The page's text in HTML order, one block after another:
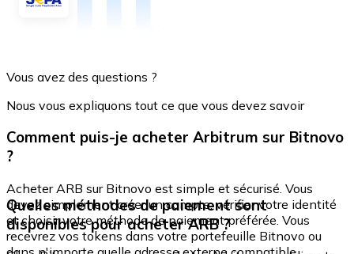
Vous avez des questions ?
Nous vous expliquons tout ce que vous devez savoir
Comment puis-je acheter Arbitrum sur Bitnovo
?
Acheter ARB sur Bitnovo est simple et sécurisé. Vous
devez simplement créer un compte, vérifier votre identité
et choisir votre méthode de paiement préférée. Vous
recevrez vos tokens dans votre portefeuille Bitnovo ou
Quelles méthodes de paiement sont
disponibles pour acheter ARB ?